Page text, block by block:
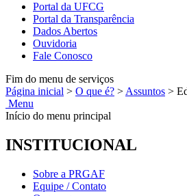
Portal da UFCG
Portal da Transparência
Dados Abertos
Ouvidoria
Fale Conosco
Fim do menu de serviços
Página inicial > O que é? > Assuntos >
Menu
Início do menu principal
INSTITUCIONAL
Sobre a PRGAF
Equipe / Contato